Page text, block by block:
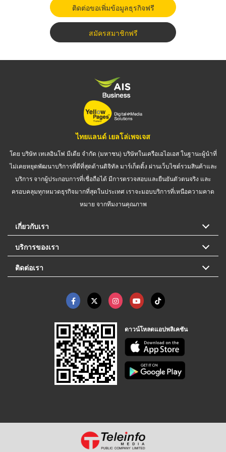
ติดต่อขอเพิ่มข้อมูลธุรกิจฟรี
สมัครสมาชิกฟรี
ไทยแลนด์ เยลโล่เพจเจส
โดย บริษัท เทเลอินโฟ มีเดีย จำกัด (มหาชน) บริษัทในเครือเอไอเอส ในฐานะผู้นำที่
ไม่เคยหยุดพัฒนาบริการที่ดีที่สุดด้านดิจิทัล มาร์เก็ตติ้ง ผ่านเว็บไซต์รวมสินค้าและ
บริการ จากผู้ประกอบการที่เชื่อถือได้ มีการตรวจสอบและยืนยันตัวตนจริง และ
ครอบคลุมทุกหมวดธุรกิจมากที่สุดในประเทศ เราจะมอบบริการที่เหนือความคาด
หมาย จากทีมงานคุณภาพ
เกี่ยวกับเรา
บริการของเรา
ติดต่อเรา
ดาวน์โหลดแอปพลิเคชัน